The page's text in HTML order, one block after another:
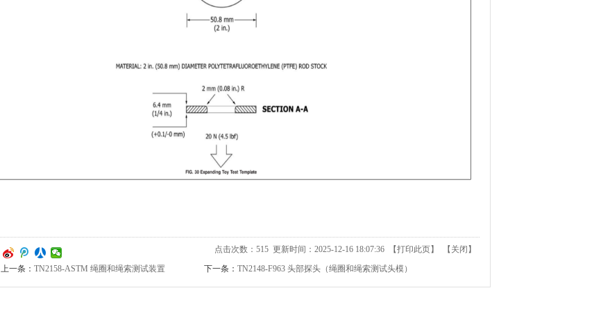
点击次数： 515 更新时间：2025-12-16 18:07:36 【打印此页】 【 关闭 】
上一条： TN2158-ASTM 绳圈和绳索测试装置 下一条： TN2148-F963 头部探头（绳圈和绳索测试头模）